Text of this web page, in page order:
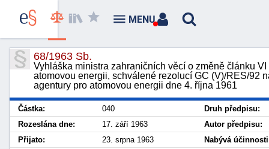
68/1963 Sb.
Vyhláška ministra zahraničních věcí o změně článku
atomovou energii, schválené rezolucí GC (V)/RES/92
agentury pro atomovou energii dne 4. října 1961
Částka: 040
Druh předpisu:
Rozeslána dne:
17. září 1963
Autor předpisu:
Přijato:
23. srpna 1963
Nabývá
MENU